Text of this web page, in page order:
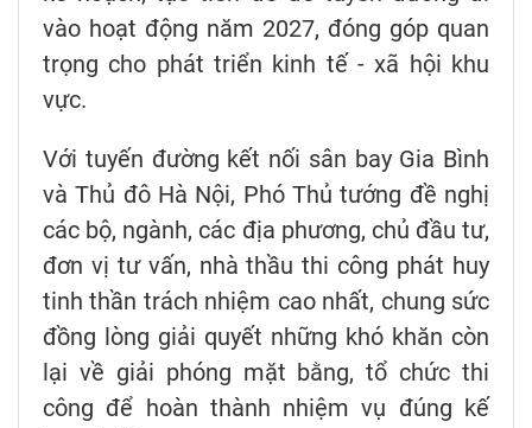
vào hoạt động năm 2027, đóng góp quan
trọng cho phát triển kinh tế - xã hội khu
vực.
Với tuyến đường kết nối sân bay Gia Bình
và Thủ đô Hà Nội, Phó Thủ tướng đề nghị
các bộ, ngành, các địa phương, chủ đầu tư,
đơn vị tư vấn, nhà thầu thi công phát huy
tinh thần trách nhiệm cao nhất, chung sức
đồng lòng giải quyết những khó khăn còn
lại về giải phóng mặt bằng, tổ chức thi
công để hoàn thành nhiệm vụ đúng kế